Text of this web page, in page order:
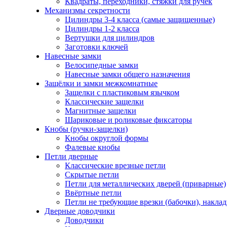
Механизмы секретности
Цилиндры 3-4 класса (самые защищенные)
Цилиндры 1-2 класса
Вертушки для цилиндров
Заготовки ключей
Навесные замки
Велосипедные замки
Навесные замки общего назначения
Защёлки и замки межкомнатные
Защелки с пластиковым язычком
Классические защелки
Магнитные защелки
Шариковые и роликовые фиксаторы
Кнобы (ручки-защелки)
Кнобы округлой формы
Фалевые кнобы
Петли дверные
Классические врезные петли
Скрытые петли
Петли для металлических дверей (приварные)
Ввёртные петли
Петли не требующие врезки (бабочки),
Дверные доводчики
Доводчики